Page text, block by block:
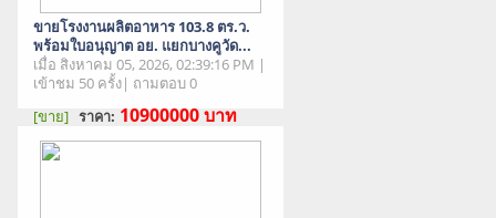
ขายโรงงานผลิตอาหาร 103.8 ตร.ว.
พร้อมใบอนุญาต อย. แยกบางคูวัด...
เมื่อ สิงหาคม 05, 2026, 02:39:16 PM |
เข้าชม 50 ครั้ง| ถามตอบ 0
[ขาย] ราคา: 10900000บาท